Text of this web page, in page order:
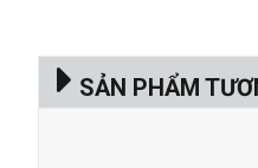
SẢN PHẨM